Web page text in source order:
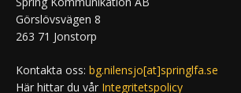
Görslövsvägen 8
263 71 Jonstorp
Kontakta oss: bg.nilensjo[at]springlfa.se
Här hittar du vår Integritetspolicy